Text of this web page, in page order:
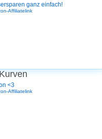
ganz einfach!
Affiliatelink
<3
Affiliatelink